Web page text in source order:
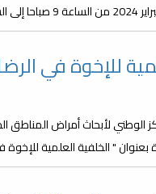
للإخوة في
الوطني لأبحاث أمراض المناطق
" الخلفية العلمية للإخوة